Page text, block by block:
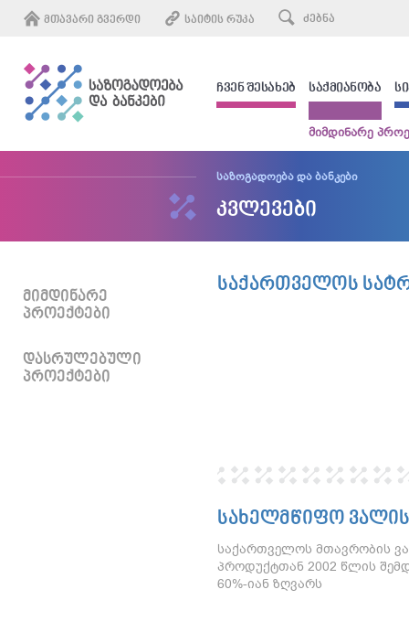
ᲛᲗᲐᲕᲐᲠᲘ ᲒᲕᲔᲠᲓᲘ ᲡᲐᲘᲢᲘᲡ ᲠᲣᲙᲐ
ᲩᲕᲔᲜ ᲨᲔᲡᲐᲮᲔᲑ ᲡᲐᲥᲛᲘᲐᲜᲝᲑᲐ
მიმდინარე
საზოგადოება და ბანკები
კვლევები
ᲛᲘᲛᲓᲘᲜᲐᲠᲔ
ᲞᲠᲝᲔᲥᲢᲔᲑᲘ
ᲓᲐᲡᲠᲣᲚᲔᲑᲣᲚᲘ
ᲞᲠᲝᲔᲥᲢᲔᲑᲘ
ᲡᲐᲥᲐᲠᲗᲕᲔᲚᲝᲡ
ᲡᲐᲮᲔᲚᲛᲬᲘᲤᲝ
საქართველოს მთავრობის
პროდუქტთან 2002 წლის
60%-იან ზღვარს